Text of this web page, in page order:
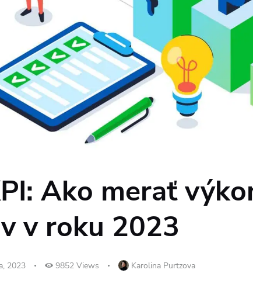
Ako merať
v roku 2023
2023 9852 Views Karolina Purtzova